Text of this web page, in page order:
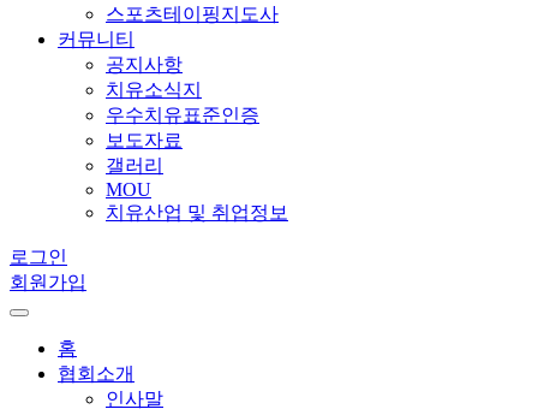
스포츠테이핑지도사
커뮤니티
공지사항
치유소식지
우수치유표준인증
보도자료
갤러리
MOU
치유산업 및 취업정보
로그인
회원가입
홈
협회소개
인사말